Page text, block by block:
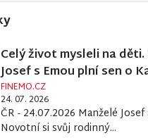
Celý život mysleli na děti.
Josef s Emou plní sen o
FINEMO.CZ
24. 07. 2026
ČR - 24.07.2026 Manželé Josef
Novotní si svůj rodinný...